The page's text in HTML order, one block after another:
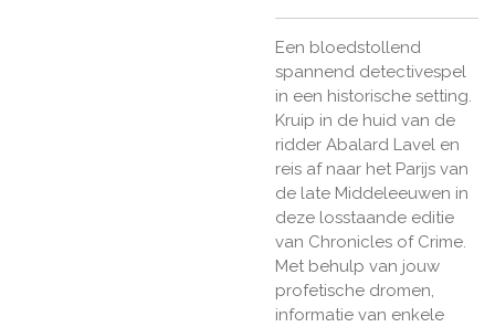
Een bloedstollend
spannend detectivespel
in een historische setting.
Kruip in de huid van de
ridder Abalard Lavel en
reis af naar het Parijs van
de late Middeleeuwen in
deze losstaande editie
van Chronicles of Crime.
Met behulp van jouw
profetische dromen,
informatie van enkele